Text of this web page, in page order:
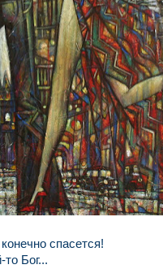
спасется!
то Бог...